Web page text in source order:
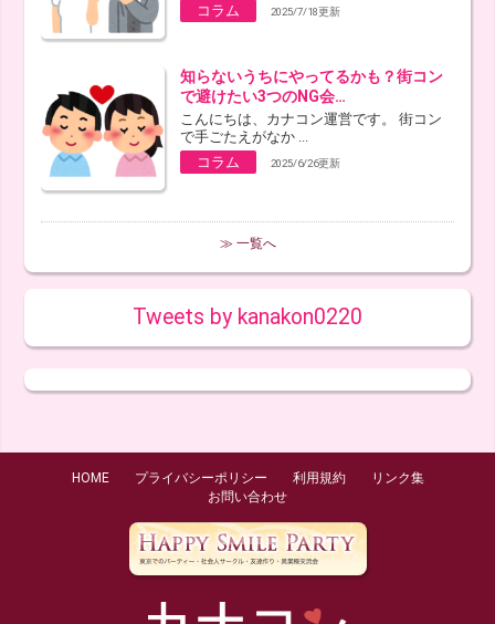
コラム
2025/7/18更新
知らないうちにやってるかも？街コン
で避けたい3つのNG会…
こんにちは、カナコン運営です。 街コン
で手ごたえがなか ...
コラム
2025/6/26更新
≫ 一覧へ
Tweets by kanakon0220
HOME プライバシーポリシー 利用規約
リンク集
お問い合わせ